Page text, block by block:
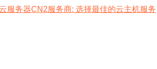
服务器CN2服务商: 选择最佳的云主机服务